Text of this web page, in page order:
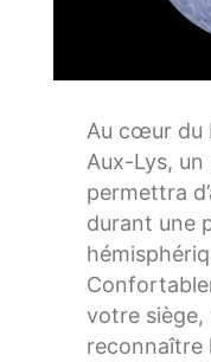
Au cœur du
Aux-Lys,
permettra
durant une
votre siège,
reconnaître